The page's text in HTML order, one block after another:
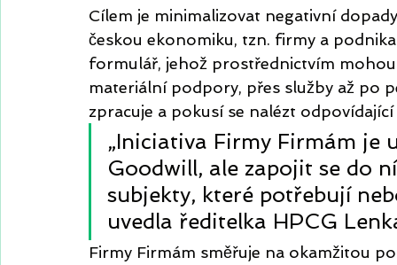
Cílem je minimalizovat negativní
českou ekonomiku, tzn. firmy a
formulář, jehož prostřednictvím
materiální podpory, přes služby až po
zpracuje a pokusí se nalézt
„Iniciativa Firmy Firmám je
Goodwill, ale zapojit se do
subjekty, které potřebují
uvedla ředitelka HPCG
Firmy Firmám směřuje na okamžitou